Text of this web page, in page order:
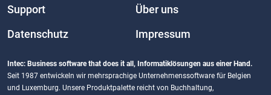
Support Über uns
Datenschutz Impressum
Intec: Business software that does it all, Informatiklösungen aus einer Hand.
Seit 1987 entwickeln wir mehrsprachige Unternehmenssoftware für Belgien
und Luxemburg. Unsere Produktpalette reicht von Buchhaltung,